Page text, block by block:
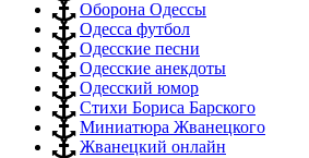
Оборона Одессы
Одесса футбол
Одесские песни
Одесские анекдоты
Одесский юмор
Стихи Бориса Барского
Миниатюра Жванецкого
Жванецкий онлайн